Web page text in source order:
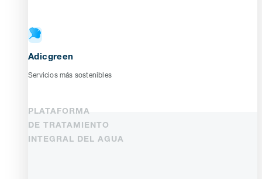
Adicgreen
Servicios más sostenibles
PLATAFORMA
DE TRATAMIENTO
INTEGRAL DEL AGUA